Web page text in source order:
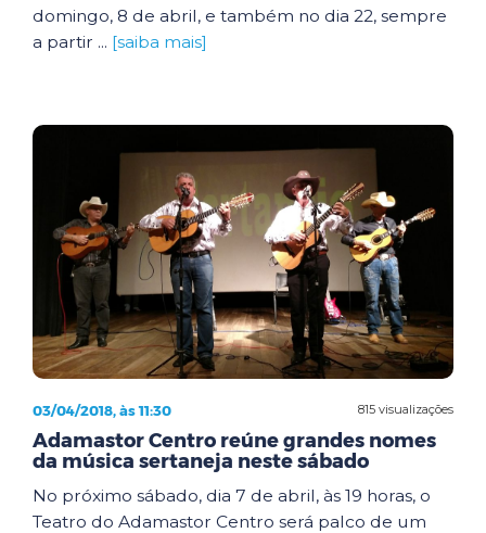
domingo, 8 de abril, e também no dia 22, sempre
a partir ... [saiba mais]
815 visualizações
03/04/2018, às 11:30
Adamastor Centro reúne grandes nomes
da música sertaneja neste sábado
No próximo sábado, dia 7 de abril, às 19 horas, o
Teatro do Adamastor Centro será palco de um